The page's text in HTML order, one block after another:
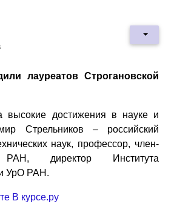
лауреатов Строгановской
высокие достижения в науке и
Стрельников – российский
наук, профессор, член-
РАН, директор Института
УрО РАН.
В курсе.ру